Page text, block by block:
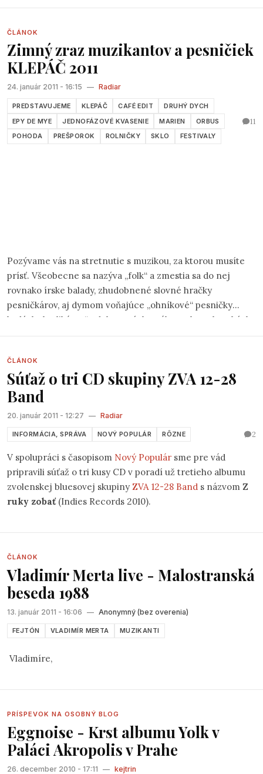
ČLÁNOK
Zimný zraz muzikantov a pesničiek
KLEPÁČ 2011
24. január 2011 - 16:15 — Radiar
PREDSTAVUJEME KLEPÁČ CAFÉ EDIT
DRUHÝ DYCH
EPY DE MYE
JEDNOFÁZOVÉ KVASENIE MARIEN
ORBUS
POHODA
PREŠPOROK ROLNIČKY SKLO FESTIVALY
11
Pozývame vás na stretnutie s muzikou, za ktorou musíte
prísť. Všeobecne sa nazýva „folk“ a zmestia sa do nej
rovnako írske balady, zhudobnené slovné hračky
pesničkárov, aj dymom voňajúce „ohníkové“ pesničky
hrdých „kotlikárov“ odchovaných v táboroch, na horských
každý, kto vládze vziať gitaru do rúk a kto ešte celkom
nezblbol zo zvukového smogu, ktorým sme denne
prenasledovaní.
ČLÁNOK
Súťaž o tri CD skupiny ZVA 12-28
Band
20. január 2011 - 12:27 — Radiar
INFORMÁCIA, SPRÁVA NOVÝ POPULÁR RÔZNE 2
V spolupráci s časopisom Nový Populár sme pre vád
pripravili súťaž o tri kusy CD v poradí už tretieho albumu
zvolenskej bluesovej skupinyZVA 12-28 Band s názvom Z
ruky zobať(Indies Records 2010).
ČLÁNOK
Vladimír Merta live - Malostranská
beseda 1988
13. január 2011 - 16:06 — Anonymný (bez overenia)
FEJTÓN VLADIMÍR MERTA MUZIKANTI
Vladimíre,
PRÍSPEVOK NA OSOBNÝ BLOG
Eggnoise - Krst albumu Yolk v
Paláci Akropolis v Prahe
26. december 2010 - 17:11 — kejtrin